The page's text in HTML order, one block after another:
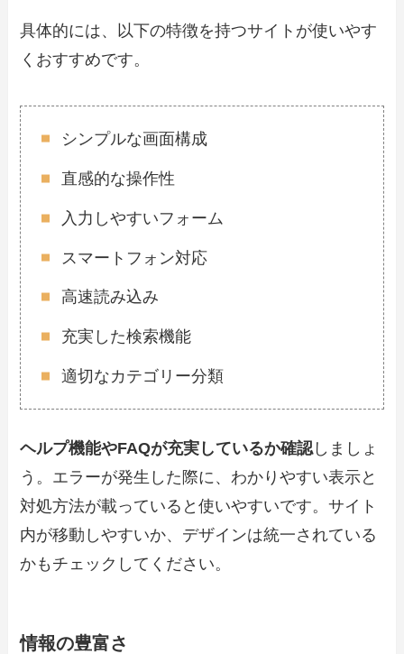
具体的には、以下の特徴を持つサイトが使いやす
くおすすめです。
シンプルな画面構成
直感的な操作性
入力しやすいフォーム
スマートフォン対応
高速読み込み
充実した検索機能
適切なカテゴリー分類
ヘルプ機能やFAQが充実しているか確認 しましょ
う。エラーが発生した際に、わかりやすい表示と
対処方法が載っていると使いやすいです。サイト
内が移動しやすいか、デザインは統一されている
かもチェックしてください。
情報の豊富さ